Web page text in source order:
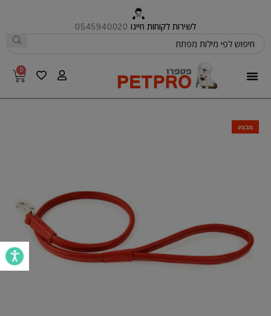
לשירות לקוחות חייגו 0545940020
0
מבצע